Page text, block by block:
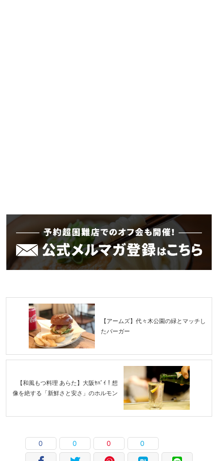
【アームズ】代々木公園の緑とマッチし
たバーガー
【和風もつ料理 あらた】大阪ﾔﾊﾞｲ！想
像を絶する「新鮮さと安さ」のホルモン
0 0 0 0